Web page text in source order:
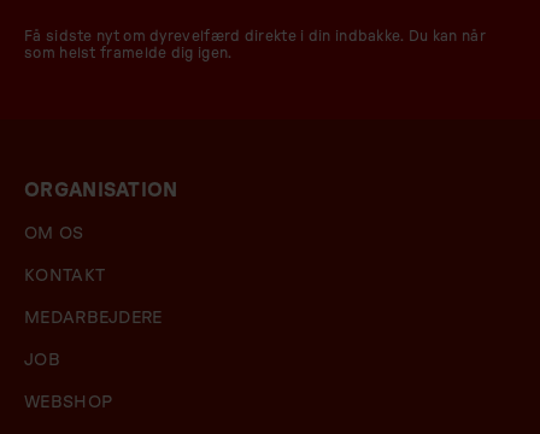
Få sidste nyt om dyrevelfærd direkte i din indbakke. Du kan når
som helst framelde dig igen.
ORGANISATION
OM OS
KONTAKT
MEDARBEJDERE
JOB
WEBSHOP